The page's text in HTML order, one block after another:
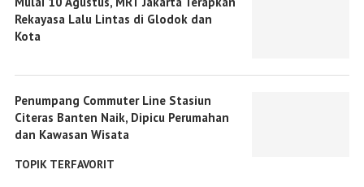
Rekayasa Lalu Lintas di Glodok dan
Kota
Penumpang Commuter Line Stasiun
Citeras Banten Naik, Dipicu Perumahan
dan Kawasan Wisata
TOPIK TERFAVORIT